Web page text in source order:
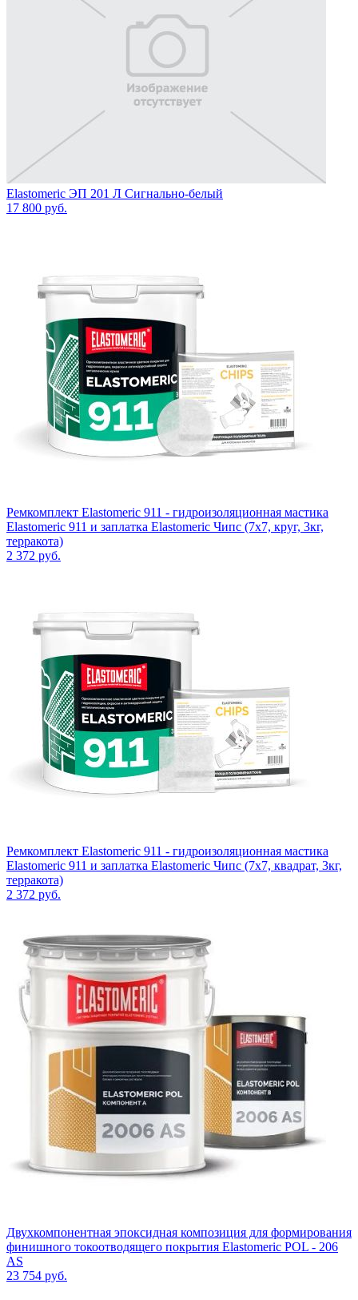
Elastomeric ЭП 201 Л Сигнально-белый
17 800 руб.
Ремкомплект Elastomeric 911 - гидроизоляционная мастика
Elastomeric 911 и заплатка Elastomeric Чипс (7х7, круг, 3кг,
терракота)
2 372 руб.
Ремкомплект Elastomeric 911 - гидроизоляционная мастика
Elastomeric 911 и заплатка Elastomeric Чипс (7х7, квадрат, 3кг,
терракота)
2 372 руб.
Двухкомпонентная эпоксидная композиция для формирования
финишного токоотводящего покрытия Elastomeric POL - 206
AS
23 754 руб.